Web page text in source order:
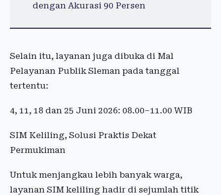
dengan Akurasi 90 Persen
Selain itu, layanan juga dibuka di Mal
Pelayanan Publik Sleman pada tanggal
tertentu:
4, 11, 18 dan 25 Juni 2026: 08.00–11.00 WIB
SIM Keliling, Solusi Praktis Dekat
Permukiman
Untuk menjangkau lebih banyak warga,
layanan SIM keliling hadir di sejumlah titik